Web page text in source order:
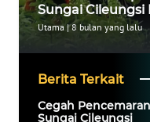
Sungai Cileungsi
Utama |8 bulan yang lalu
Berita Terkait
Cegah
Sungai Cileungsi